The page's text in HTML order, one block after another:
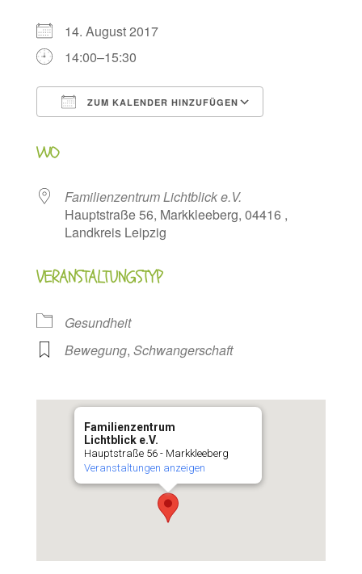
14. August 2017
14:00–15:30
ZUM KALENDER HINZUFÜGEN
WO
Familienzentrum Lichtblick e.V.
Hauptstraße 56, Markkleeberg, 04416 ,
Landkreis Leipzig
VERANSTALTUNGSTYP
Gesundheit
Bewegung, Schwangerschaft
Familienzentrum
Lichtblick e.V.
Hauptstraße 56 - Markkleeberg
Veranstaltungen anzeigen